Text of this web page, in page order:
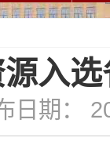
入
期：